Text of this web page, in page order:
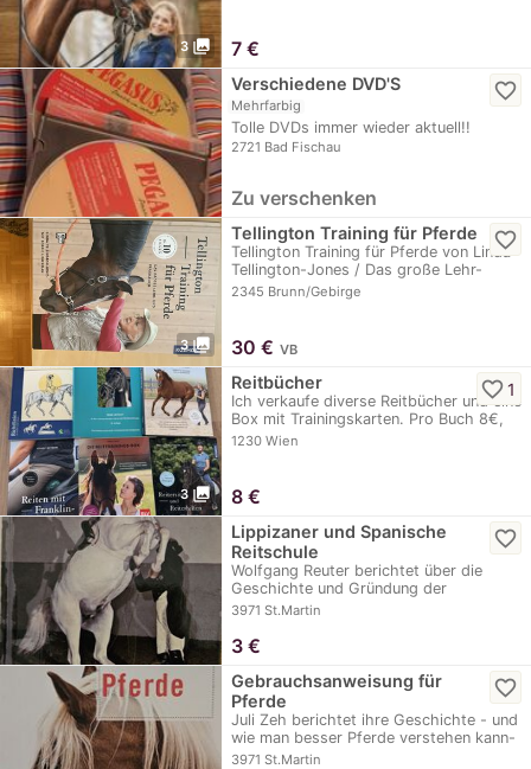
3 photo_library 7 €
Verschiedene DVD'S
Mehrfarbig
Tolle DVDs immer wieder aktuell!!
2721 Bad Fischau
favorite_border
Zu verschenken
3 photo_library
Tellington Training für Pferde
Tellington Training für Pferde von Linda
Tellington-Jones / Das große Lehr-
und…
2345 Brunn/Gebirge
favorite_border
30 € VB
3 photo_library
Reitbücher
Ich verkaufe diverse Reitbücher und eine
Box mit Trainingskarten. Pro Buch 8€,
außer…
1230 Wien
favorite_border1
8 €
Lippizaner und Spanische
Reitschule
Wolfgang Reuter berichtet über die
Geschichte und Gründung der
spanischen…
3971 St.Martin
favorite_border
3 €
Gebrauchsanweisung für
Pferde
Juli Zeh berichtet ihre Geschichte - und
wie man besser Pferde verstehen kann-
Sprache…
3971 St.Martin
favorite_border